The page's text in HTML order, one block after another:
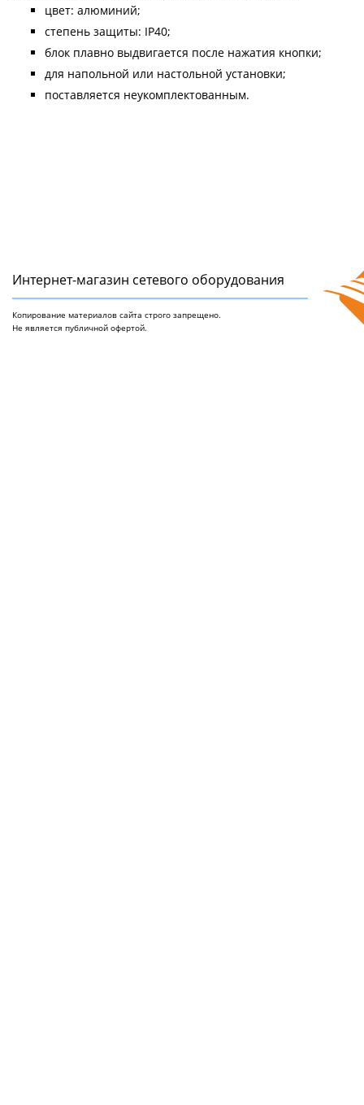
цвет: алюминий;
степень защиты: IP40;
блок плавно выдвигается после нажатия кнопки;
для напольной или настольной установки;
поставляется неукомплектованным.
Интернет-магазин сетeвого оборудования
Копирование материалов сайта строго запрещено.
Не является публичной офертой.